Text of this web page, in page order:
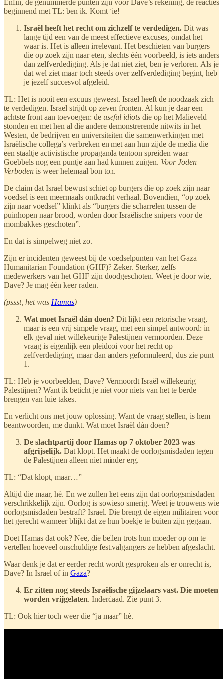
Enfin, de genummerde punten zijn voor Dave’s rekening, de reacties
beginnend met TL: ben ik. Komt ‘ie!
Israël heeft het recht om zichzelf te verdedigen. Dit was
lange tijd een van de meest effectieve excuses, omdat het
waar is. Het is alleen irrelevant. Het beschieten van burgers
die op zoek zijn naar eten, slechts één voorbeeld, is iets anders
dan zelfverdediging. Als je dat niet ziet, ben je verloren. Als je
dat wel ziet maar toch steeds over zelfverdediging begint, heb
je jezelf succesvol afgeleid.
TL: Het is nooit een excuus geweest. Israel heeft de noodzaak zich
te verdedigen. Israel strijdt op zeven fronten. Al kun je daar een
achtste front aan toevoegen: de useful idiots die op het Malieveld
stonden en met hen al die andere demonstrerende nitwits in het
Westen, de bedrijven en universiteiten die samenwerkingen met
Israëlische collega’s verbreken en met aan hun zijde de media die
een staaltje activistische propaganda tentoon spreiden waar
Goebbels nog een puntje aan had kunnen zuigen. Voor Joden
Verboden is weer helemaal bon ton.
De claim dat Israel bewust schiet op burgers die op zoek zijn naar
voedsel is een meermaals ontkracht verhaal. Bovendien, “op zoek
zijn naar voedsel” klinkt als “burgers die scharrelen tussen de
puinhopen naar brood, worden door Israëlische snipers voor de
mombakkes geschoten”.
En dat is simpelweg niet zo.
Zijn er incidenten geweest bij de voedselpunten van het Gaza
Humanitarian Foundation (GHF)? Zeker. Sterker, zelfs
medewerkers van het GHF zijn doodgeschoten. Weet je door wie,
Dave? Je mag één keer raden.
(pssst, het was Hamas)
Wat moet Israël dán doen? Dit lijkt een retorische vraag,
maar is een vrij simpele vraag, met een simpel antwoord: in
elk geval niet willekeurige Palestijnen vermoorden. Deze
vraag is eigenlijk een pleidooi voor het recht op
zelfverdediging, maar dan anders geformuleerd, dus zie punt
1.
TL: Heb je voorbeelden, Dave? Vermoordt Israël willekeurig
Palestijnen? Want ik beticht je niet voor niets van het te berde
brengen van luie takes.
En verlicht ons met jouw oplossing. Want de vraag stellen, is hem
beantwoorden, me dunkt. Wat moet Israël dán doen?
De slachtpartij door Hamas op 7 oktober 2023 was
afgrijselijk. Dat klopt. Het maakt de oorlogsmisdaden tegen
de Palestijnen alleen niet minder erg.
TL: “Dat klopt, maar…”
Altijd die maar, hè. En we zullen het eens zijn dat oorlogsmisdaden
verschrikkelijk zijn. Oorlog is sowieso smerig. Weet je trouwens wie
oorlogsmisdaden bestraft? Israel. Die brengt de eigen militairen voor
het gerecht wanneer blijkt dat ze hun boekje te buiten zijn gegaan.
Doet Hamas dat ook? Nee, die bellen trots hun moeder op om te
vertellen hoeveel onschuldige festivalgangers ze hebben afgeslacht.
Waar denk je dat er eerder recht wordt gesproken als er onrecht is,
Dave? In Israel of in Gaza?
Er zitten nog steeds Israëlische gijzelaars vast. Die moeten
worden vrijgelaten. Inderdaad. Zie punt 3.
TL: Ook hier toch weer die “ja maar” hè.